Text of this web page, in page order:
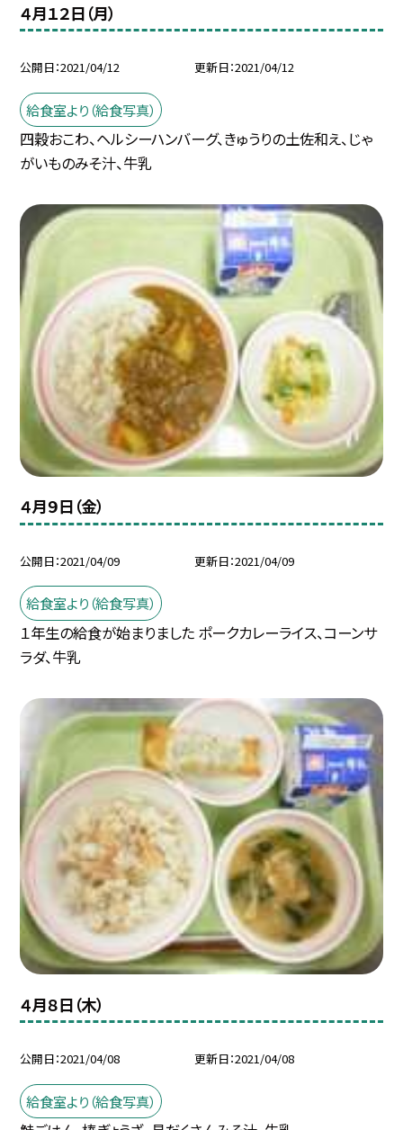
４月１２日（月）
公開日 2021/04/12 更新日 2021/04/12
給食室より（給食写真）
四穀おこわ、ヘルシーハンバーグ、きゅうりの土佐和え、じゃ
がいものみそ汁、牛乳
４月９日（金）
公開日 2021/04/09 更新日 2021/04/09
給食室より（給食写真）
１年生の給食が始まりました ポークカレーライス、コーンサ
ラダ、牛乳
４月８日（木）
公開日 2021/04/08 更新日 2021/04/08
給食室より（給食写真）